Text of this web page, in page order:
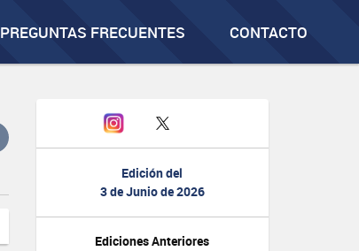
PREGUNTAS FRECUENTES CONTACTO
Edición del
3 de Junio de 2026
Ediciones Anteriores